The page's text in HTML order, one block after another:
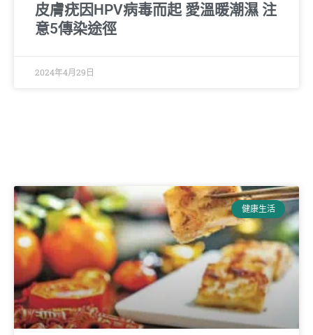
皮膚疣因HPV病毒而起 愛溫暖潮濕 注
意5傳染途徑
2024年4月29日
健康生活